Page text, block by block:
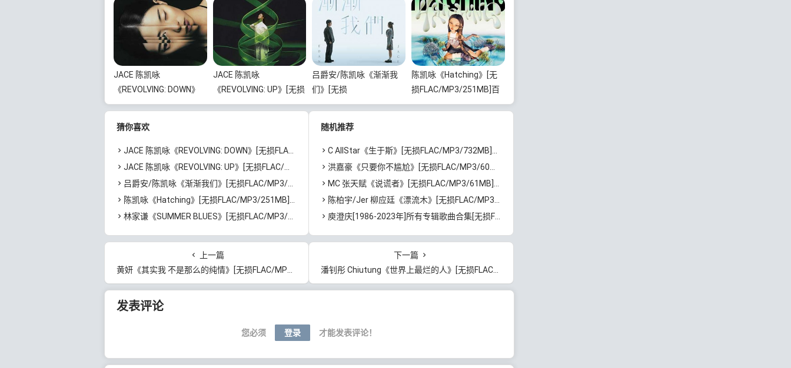
JACE 陈凯咏
《REVOLVING: DOWN》
[无损FLAC/MP3/391MB]
JACE 陈凯咏
《REVOLVING: UP》[无损
FLAC/MP3/366MB]百度
吕爵安/陈凯咏《渐渐我
们》[无损
FLAC/MP3/69MB]百度云
陈凯咏《Hatching》[无
损FLAC/MP3/251MB]百
度云网盘下载
猜你喜欢
JACE 陈凯咏《REVOLVING: DOWN》[无损FLAC/MP3/391MB]百度云网盘下载
JACE 陈凯咏《REVOLVING: UP》[无损FLAC/MP3/366MB]百度云网盘下载
吕爵安/陈凯咏《渐渐我们》[无损FLAC/MP3/69MB]百度云网盘下载
陈凯咏《Hatching》[无损FLAC/MP3/251MB]百度云网盘下载
林家谦《SUMMER BLUES》[无损FLAC/MP3/2.81GB]百度云网盘下载
随机推荐
C AllStar《生于斯》[无损FLAC/MP3/732MB]百度云网盘下载
洪嘉豪《只要你不尴尬》[无损FLAC/MP3/60MB]百度云网盘下载
MC 张天赋《说谎者》[无损FLAC/MP3/61MB]百度云网盘下载
陈柏宇/Jer 柳应廷《漂流木》[无损FLAC/MP3/52MB]百度云网盘下载
庾澄庆[1986-2023年]所有专辑歌曲合集[无损FLAC/MP3/16.13GB]百度云网盘下载
上一篇
黄妍《其实我 不是那么的纯情》[无损FLAC/MP3/32MB]百度云网盘下载
下一篇
潘钊彤 Chiutung《世界上最烂的人》[无损FLAC/MP3/51MB]百度云网盘下载
发表评论
您必须 登录 才能发表评论！